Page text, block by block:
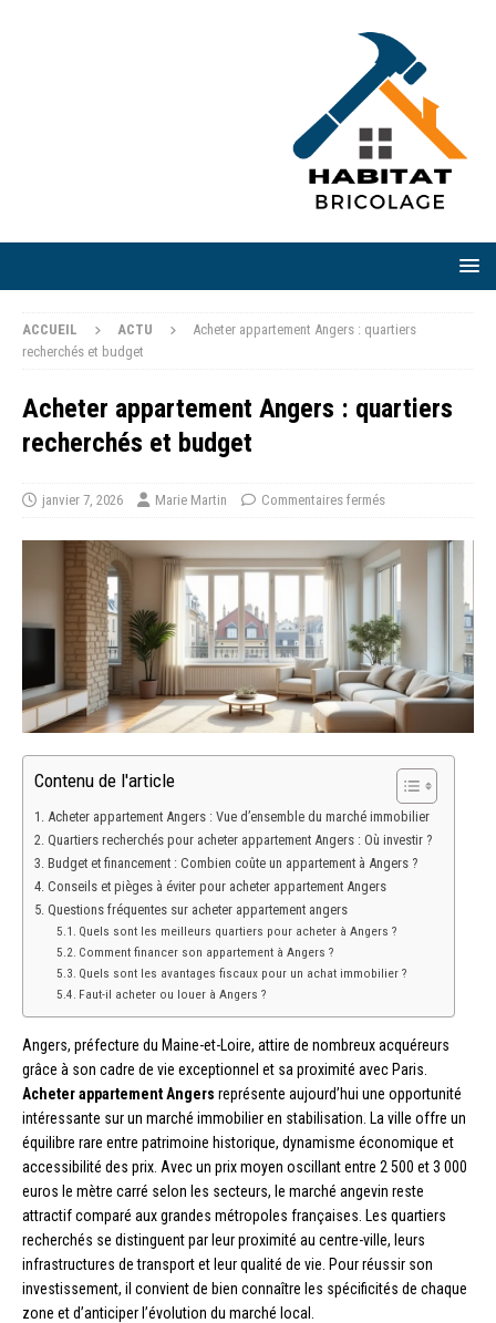
ACCUEIL ACTU
Acheter appartement Angers : quartiers
recherchés et budget
Acheter appartement Angers : quartiers
recherchés et budget
janvier 7, 2026 Marie Martin Commentaires fermés
Contenu de l'article
Acheter appartement Angers : Vue d’ensemble du marché immobilier
Quartiers recherchés pour acheter appartement Angers : Où investir ?
Budget et financement : Combien coûte un appartement à Angers ?
Conseils et pièges à éviter pour acheter appartement Angers
Questions fréquentes sur acheter appartement angers
Quels sont les meilleurs quartiers pour acheter à Angers ?
Comment financer son appartement à Angers ?
Quels sont les avantages fiscaux pour un achat immobilier ?
Faut-il acheter ou louer à Angers ?
Angers, préfecture du Maine-et-Loire, attire de nombreux acquéreurs
grâce à son cadre de vie exceptionnel et sa proximité avec Paris.
Acheter appartement Angers représente aujourd’hui une opportunité
intéressante sur un marché immobilier en stabilisation. La ville offre un
équilibre rare entre patrimoine historique, dynamisme économique et
accessibilité des prix. Avec un prix moyen oscillant entre 2 500 et 3 000
euros le mètre carré selon les secteurs, le marché angevin reste
attractif comparé aux grandes métropoles françaises. Les quartiers
recherchés se distinguent par leur proximité au centre-ville, leurs
infrastructures de transport et leur qualité de vie. Pour réussir son
investissement, il convient de bien connaître les spécificités de chaque
zone et d’anticiper l’évolution du marché local.